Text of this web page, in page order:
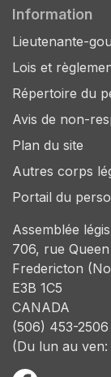
Information
Lieutenante-
Lois et
Répertoire du
Avis de non-
Plan du site
Autres corps
Portail du
Assemblée
706, rue Queen
Fredericton
E3B 1C5
CANADA
(506) 453-2506
(Du lun au ven: